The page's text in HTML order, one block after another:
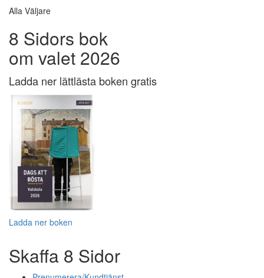
Alla Väljare
8 Sidors bok
om valet 2026
Ladda ner lättlästa boken gratis
Ladda ner boken
Skaffa 8 Sidor